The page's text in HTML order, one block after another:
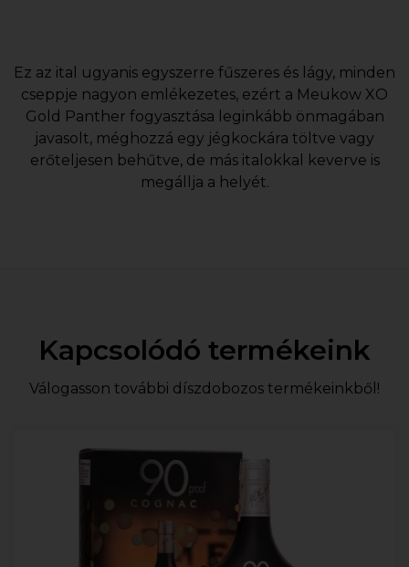
Ez az ital ugyanis egyszerre fűszeres és lágy, minden
cseppje nagyon emlékezetes, ezért a Meukow XO
Gold Panther fogyasztása leginkább önmagában
javasolt, méghozzá egy jégkockára töltve vagy
erőteljesen behűtve, de más italokkal keverve is
megállja a helyét.
Kapcsolódó termékeink
Válogasson további díszdobozos termékeinkből!